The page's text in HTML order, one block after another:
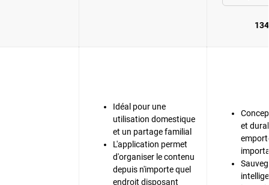
Idéal pour une
utilisation domestique
et un partage familial
L'application permet
d'organiser le contenu
depuis n'importe quel
endroit disposant
et